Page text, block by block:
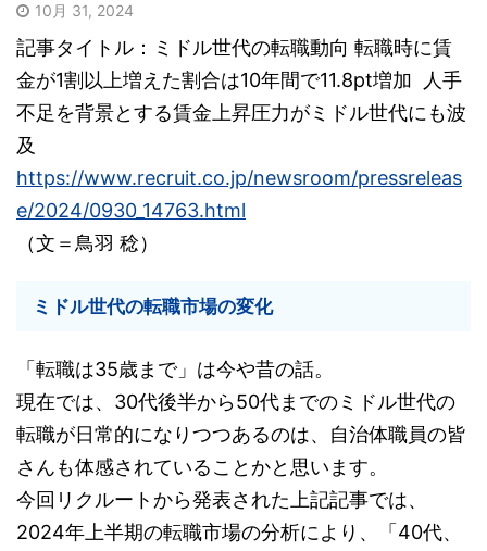
10月 31, 2024
記事タイトル：ミドル世代の転職動向 転職時に賃
金が1割以上増えた割合は10年間で11.8pt増加 人手
不足を背景とする賃金上昇圧力がミドル世代にも波
及
https://www.recruit.co.jp/newsroom/pressreleas
e/2024/0930_14763.html
（文＝鳥羽 稔）
ミドル世代の転職市場の変化
「転職は35歳まで」は今や昔の話。
現在では、30代後半から50代までのミドル世代の
転職が日常的になりつつあるのは、自治体職員の皆
さんも体感されていることかと思います。
今回リクルートから発表された上記記事では、
2024年上半期の転職市場の分析により、「40代、